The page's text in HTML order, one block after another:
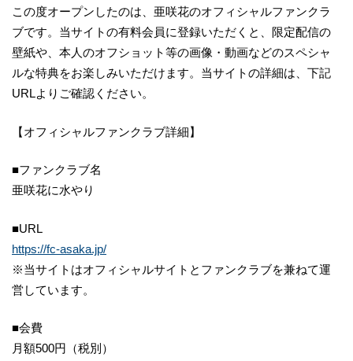
この度オープンしたのは、亜咲花のオフィシャルファンクラ
ブです。当サイトの有料会員に登録いただくと、限定配信の
壁紙や、本人のオフショット等の画像・動画などのスペシャ
ルな特典をお楽しみいただけます。当サイトの詳細は、下記
URLよりご確認ください。
【オフィシャルファンクラブ詳細】
■ファンクラブ名
亜咲花に水やり
■URL
https://fc-asaka.jp/
※当サイトはオフィシャルサイトとファンクラブを兼ねて運
営しています。
■会費
月額500円（税別）